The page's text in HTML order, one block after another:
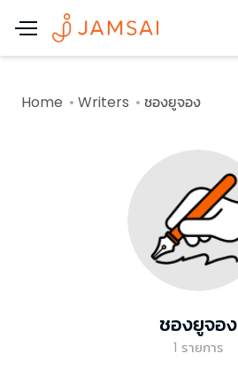
Home Writers ชองยูจอง
ชองยูจอง
1 รายการ